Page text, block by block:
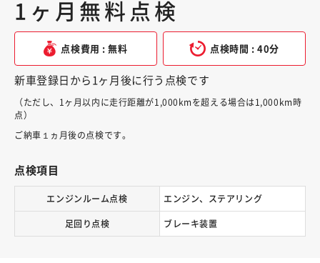
1ヶ月無料点検
点検費用 : 無料 点検時間 : 40分
新車登録日から1ヶ月後に行う点検です
（ただし、1ヶ月以内に走行距離が1,000kmを超える場合は1,000km時
点）
ご納車１ヵ月後の点検です。
点検項目
エンジンルーム点検 エンジン、ステアリング
足回り点検 ブレーキ装置